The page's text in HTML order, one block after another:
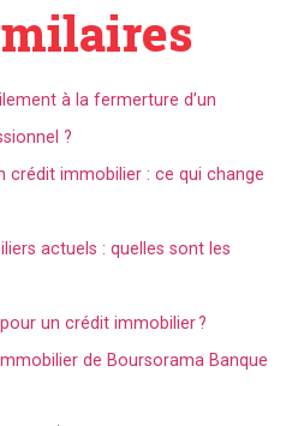
à la fermerture d’un
?
crédit immobilier : ce qui change
actuels : quelles sont les
un crédit immobilier ?
de Boursorama Banque